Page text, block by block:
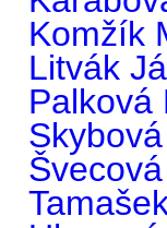
Komžík
Litvák
Palková